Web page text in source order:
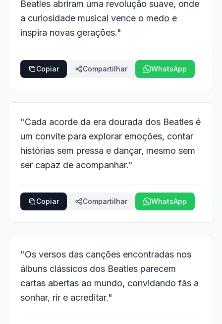
Beatles abriram uma revolução suave, onde
a curiosidade musical vence o medo e
inspira novas gerações."
Copiar Compartilhar WhatsApp
"Cada acorde da era dourada dos Beatles é
um convite para explorar emoções, contar
histórias sem pressa e dançar, mesmo sem
ser capaz de acompanhar."
Copiar Compartilhar WhatsApp
"Os versos das canções encontradas nos
álbuns clássicos dos Beatles parecem
cartas abertas ao mundo, convidando fãs a
sonhar, rir e acreditar."